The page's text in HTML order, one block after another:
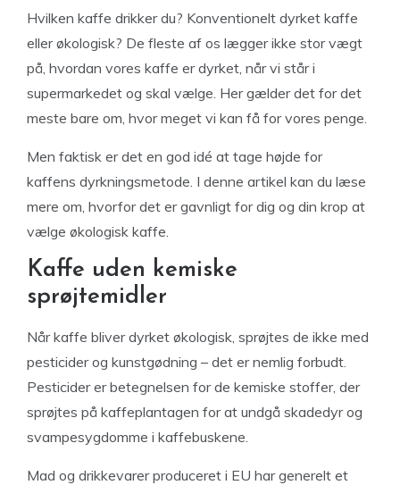
Hvilken kaffe drikker du? Konventionelt dyrket kaffe
eller økologisk? De fleste af os lægger ikke stor vægt
på, hvordan vores kaffe er dyrket, når vi står i
supermarkedet og skal vælge. Her gælder det for det
meste bare om, hvor meget vi kan få for vores penge.
Men faktisk er det en god idé at tage højde for
kaffens dyrkningsmetode. I denne artikel kan du læse
mere om, hvorfor det er gavnligt for dig og din krop at
vælge økologisk kaffe.
Kaffe uden kemiske
sprøjtemidler
Når kaffe bliver dyrket økologisk, sprøjtes de ikke med
pesticider og kunstgødning – det er nemlig forbudt.
Pesticider er betegnelsen for de kemiske stoffer, der
sprøjtes på kaffeplantagen for at undgå skadedyr og
svampesygdomme i kaffebuskene.
Mad og drikkevarer produceret i EU har generelt et